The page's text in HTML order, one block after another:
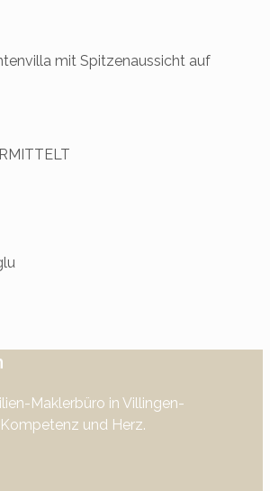
mit Spitzenaussicht auf
Maklerbüro in Villingen-
und Herz.